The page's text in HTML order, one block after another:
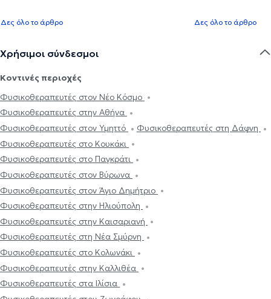
Δες όλο το άρθρο Δες όλο το άρθρο
Χρήσιμοι σύνδεσμοι
Κοντινές περιοχές
Φυσικοθεραπευτές στον Νέο Κόσμο
Φυσικοθεραπευτές στην Αθήνα
Φυσικοθεραπευτές στον Υμηττό
Φυσικοθεραπευτές στη Δάφνη
Φυσικοθεραπευτές στο Κουκάκι
Φυσικοθεραπευτές στο Παγκράτι
Φυσικοθεραπευτές στον Βύρωνα
Φυσικοθεραπευτές στον Άγιο Δημήτριο
Φυσικοθεραπευτές στην Ηλιούπολη
Φυσικοθεραπευτές στην Καισαριανή
Φυσικοθεραπευτές στη Νέα Σμύρνη
Φυσικοθεραπευτές στο Κολωνάκι
Φυσικοθεραπευτές στην Καλλιθέα
Φυσικοθεραπευτές στα Ιλίσια